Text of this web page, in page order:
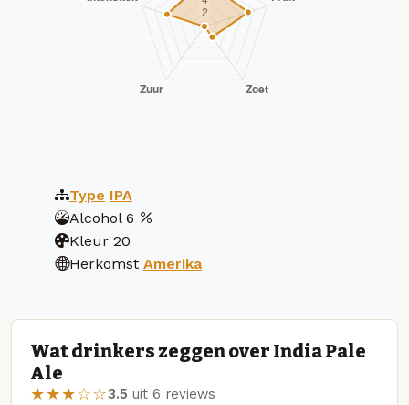
Type IPA
Alcohol 6
Kleur 20
Herkomst Amerika
Wat drinkers zeggen over India Pale
Ale
★★★☆☆3.5 uit 6 reviews